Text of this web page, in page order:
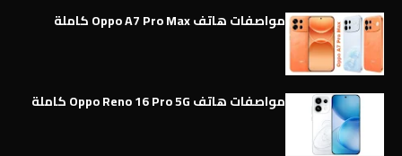
مواصفات هاتف Oppo A7 Pro Max كاملة
مواصفات هاتف Oppo Reno 16 Pro 5G كاملة